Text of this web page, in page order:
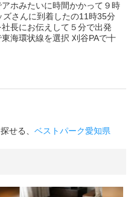
ホみたいに時間かかって９時
さんに到着したの11時35分
長にお伝えして５分で出発
海環状線を選択 刈谷PAで十
せる、 ベストパーク愛知県